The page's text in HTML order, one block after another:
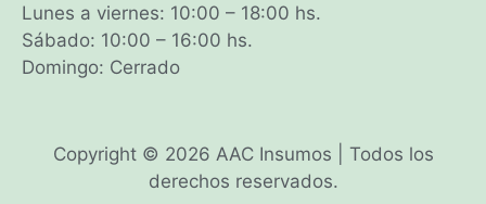
Lunes a viernes: 10:00 – 18:00 hs.
Sábado: 10:00 – 16:00 hs.
Domingo: Cerrado
Copyright © 2026 AAC Insumos | Todos los
derechos reservados.